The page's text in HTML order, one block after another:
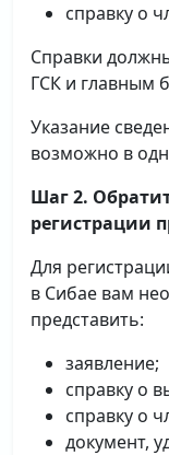
справку о
Справки
ГСК и главным
Указание
возможно в
Шаг 2.
регистрации
Для
в Сибае вам
представить:
заявление;
справку о
справку о
документ,